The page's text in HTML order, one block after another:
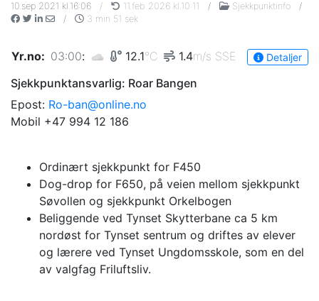
10.sep 2021 kl.16:06 / 11.feb 2026 kl.10:11 / Sjekkpunktinfo
/
/
3 min 51 sek
Yr.no: 03:00: 12.1°C 1.4m/s SSE Detaljer
Sjekkpunktansvarlig: Roar Bangen
Epost: Ro-ban@online.no
Mobil +47 994 12 186
Ordinært sjekkpunkt for F450
Dog-drop for F650, på veien mellom sjekkpunkt
Søvollen og sjekkpunkt Orkelbogen
Beliggende ved Tynset Skytterbane ca 5 km
nordøst for Tynset sentrum og driftes av elever
og lærere ved Tynset Ungdomsskole, som en del
av valgfag Friluftsliv.